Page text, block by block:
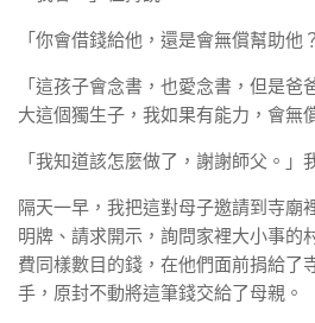
「你會借錢給他，還是會無償幫助他
「這孩子會念書，也愛念書，但是爸
大這個獨生子，我如果有能力，會無
「我知道該怎麼做了，謝謝師父。」
隔天一早，我把這對母子邀請到寺廟
明牌、請求開示，詢問家裡大小事的
費同樣數目的錢，在他們面前捐給了
手，原封不動將這筆錢交給了母親。